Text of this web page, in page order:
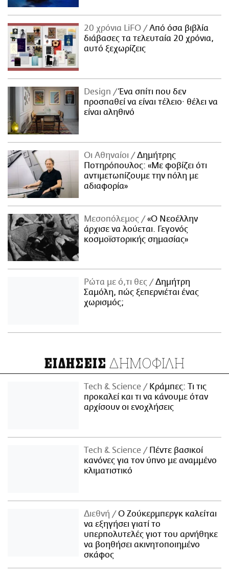
20 χρόνια LiFO
Από όσα βιβλία
διάβασες τα τελευταία 20 χρόνια,
αυτό ξεχωρίζεις
Design
Ένα σπίτι που δεν
προσπαθεί να είναι τέλειο· θέλει να
είναι αληθινό
Οι Αθηναίοι
Δημήτρης
Ποτηρόπουλος: «Με φοβίζει ότι
αντιμετωπίζουμε την πόλη με
αδιαφορία»
Μεσοπόλεμος
«Ο Νεοέλλην
άρχισε να λούεται. Γεγονός
κοσμοϊστορικής σημασίας»
Ρώτα με ό,τι θες
Δημήτρη
Σαμόλη, πώς ξεπερνιέται ένας
χωρισμός;
ΕΙΔΗΣΕΙΣ ΔΗΜΟΦΙΛΗ
Τech & Science
Κράμπες: Τι τις
προκαλεί και τι να κάνουμε όταν
αρχίσουν οι ενοχλήσεις
Τech & Science
Πέντε βασικοί
κανόνες για τον ύπνο με αναμμένο
κλιματιστικό
Διεθνή
Ο Ζούκερμπεργκ καλείται
να εξηγήσει γιατί το
υπερπολυτελές γιοτ του αρνήθηκε
να βοηθήσει ακινητοποιημένο
σκάφος